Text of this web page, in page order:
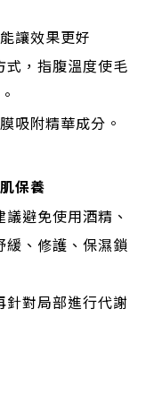
讓效果更好
式，指腹溫度使毛
吸附精華成分。
保養
避免使用酒精、
、修護、保濕鎖
對局部進行代謝